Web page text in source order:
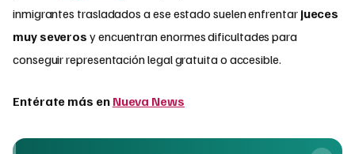
inmigrantes trasladados a ese estado suelen enfrentarjueces
muy severos y encuentran enormes dificultades para
conseguir representación legal gratuita o accesible.
Entérate más en Nueva News